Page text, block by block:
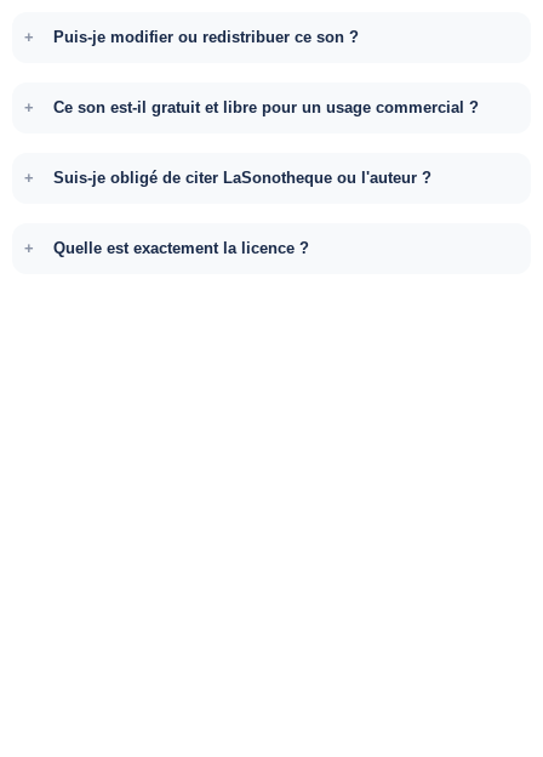
Puis-je modifier ou redistribuer ce son ?
Ce son est-il gratuit et libre pour un usage commercial ?
Suis-je obligé de citer LaSonotheque ou l'auteur ?
Quelle est exactement la licence ?